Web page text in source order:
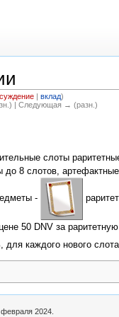
| вклад)
| Следующая → (разн.)
слоты
8 слотов,
-
50 DNV за
каждого нового
2024.